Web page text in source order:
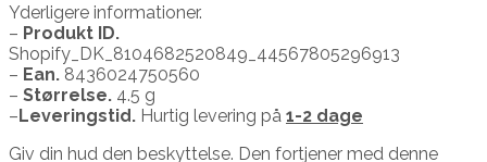
Yderligere informationer.
– Produkt ID.
Shopify_DK_8104682520849_44567805296913
– Ean. 8436024750560
– Størrelse. 4.5 g
–Leveringstid. Hurtig levering på 1-2 dage
Giv din hud den beskyttelse. Den fortjener med denne